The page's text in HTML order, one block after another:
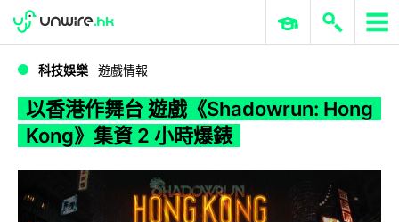
WWDC 2026 ERP 與商業 AI
科技娛樂 遊戲情報
以香港作舞台 遊戲《Shadowrun: Hong
Kong》集資 2 小時爆錶